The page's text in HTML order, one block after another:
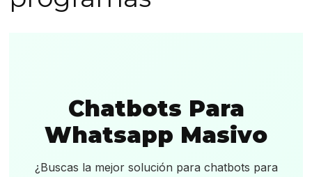
Chatbots Para
Whatsapp Masivo
¿Buscas la mejor solución para chatbots para